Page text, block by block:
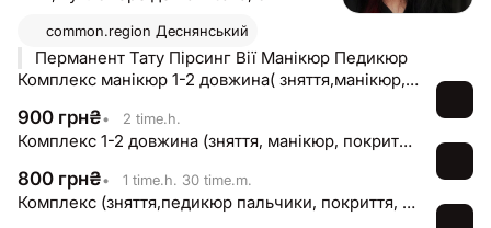
common.region Деснянський
Перманент Тату Пірсинг Вії Манікюр Педикюр
Комплекс манікюр 1-2 довжина( зняття,манікюр, покриття)
900 грн₴• 2 time.h.
Комплекс 1-2 довжина (зняття, манікюр, покриття)
800 грн₴• 1 time.h. 30 time.m.
Комплекс (зняття,педикюр пальчики, покриття, стопа)